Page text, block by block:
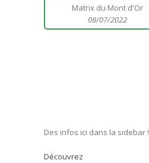
Matrix du Mont d'Or
08/07/2022
Des infos ici dans la sidebar !
Découvrez